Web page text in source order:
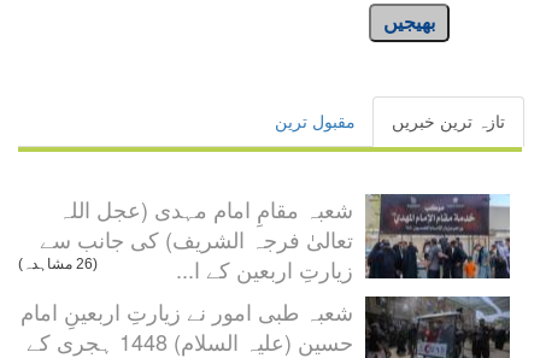
بھیجیں
تازہ ترین خبریں مقبول ترین
شعبہ مقامِ امام مہدی (عجل اللہ
تعالیٰ فرجہ الشریف) کی جانب سے
زیارتِ اربعین کے ا...
(26 مشاہدہ)
شعبہ طبی امور نے زیارتِ اربعینِ امام
حسین (علیہ السلام) 1448 ہجری کے